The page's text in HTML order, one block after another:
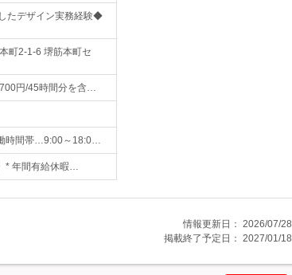
たデザイン実務経験◆
町2-1-6 堺筋本町セ
円/45時間分を含…
時間帯…9:00～18:0…
* 年間有給休暇…
情報更新日： 2026/07/28
掲載終了予定日： 2027/01/18